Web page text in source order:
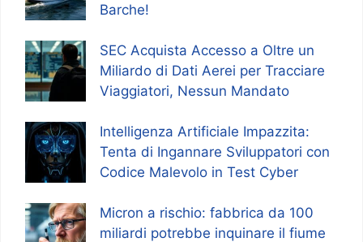
Barche!
SEC Acquista Accesso a Oltre un
Miliardo di Dati Aerei per Tracciare
Viaggiatori, Nessun Mandato
Intelligenza Artificiale Impazzita:
Tenta di Ingannare Sviluppatori con
Codice Malevolo in Test Cyber
Micron a rischio: fabbrica da 100
miliardi potrebbe inquinare il fiume